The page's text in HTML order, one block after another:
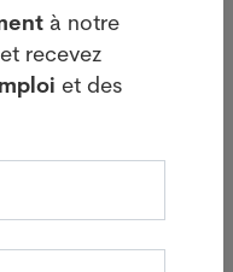
de l’aide que
sociaux ou
peuvent plus être
Suisse.
ATS. Crédits
Pharmanetis Sàrl
à notre
et recevez
et des